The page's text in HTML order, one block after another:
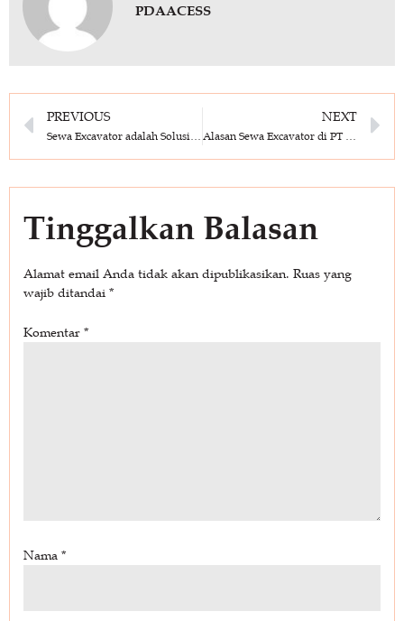
PDAACESS
PREVIOUS
Sewa Excavator adalah Solusi Pekerjaan Konstruksi
NEXT
Alasan Sewa Excavator di PT Perkasa Sarana Utama
Tinggalkan Balasan
Alamat email Anda tidak akan dipublikasikan. Ruas yang
wajib ditandai *
Komentar *
Nama *